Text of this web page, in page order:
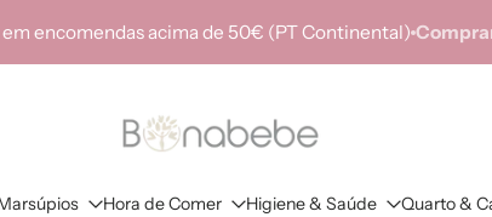
encomendas acima de 50€ (PT Continental)
Hora de Comer Higiene & Saúde Quarto &